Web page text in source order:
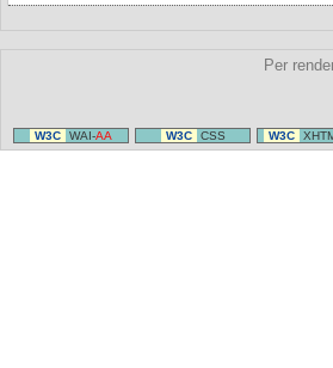
Per
W3C WAI-AA W3C CSS W3C